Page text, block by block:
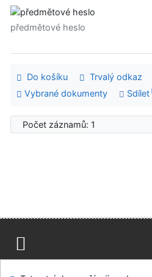
předmětové heslo
Do košíku Trvalý odkaz
Vybrané dokumenty
Sdílet
Počet záznamů: 1